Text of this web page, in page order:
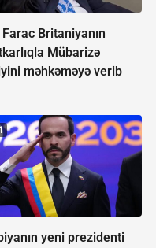
Farac Britaniyanın
Mübarizə
məhkəməyə verib
yeni prezidenti